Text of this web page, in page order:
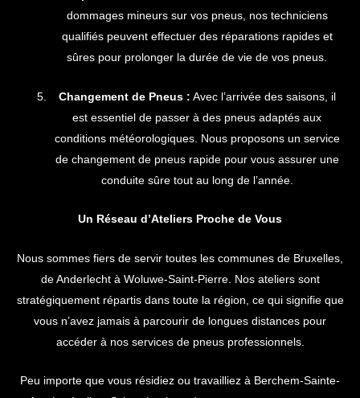
dommages mineurs sur vos pneus, nos techniciens
qualifiés peuvent effectuer des réparations rapides et
sûres pour prolonger la durée de vie de vos pneus.
Changement de Pneus : Avec l’arrivée des saisons, il
est essentiel de passer à des pneus adaptés aux
conditions météorologiques. Nous proposons un service
de changement de pneus rapide pour vous assurer une
conduite sûre tout au long de l’année.
Un Réseau d’Ateliers Proche de Vous
Nous sommes fiers de servir toutes les communes de Bruxelles,
de Anderlecht à Woluwe-Saint-Pierre. Nos ateliers sont
stratégiquement répartis dans toute la région, ce qui signifie que
vous n’avez jamais à parcourir de longues distances pour
accéder à nos services de pneus professionnels.
Peu importe que vous résidiez ou travailliez à Berchem-Sainte-